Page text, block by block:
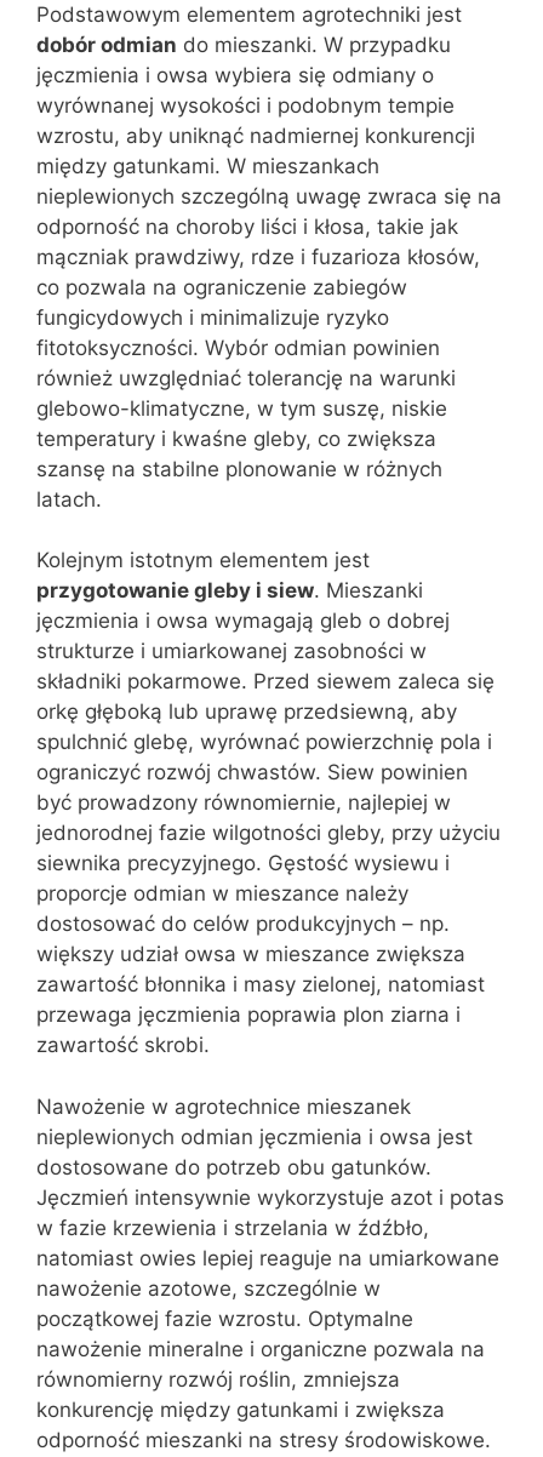
Podstawowym elementem agrotechniki jest
dobór odmian do mieszanki. W przypadku
jęczmienia i owsa wybiera się odmiany o
wyrównanej wysokości i podobnym tempie
wzrostu, aby uniknąć nadmiernej konkurencji
między gatunkami. W mieszankach
nieplewionych szczególną uwagę zwraca się na
odporność na choroby liści i kłosa, takie jak
mączniak prawdziwy, rdze i fuzarioza kłosów,
co pozwala na ograniczenie zabiegów
fungicydowych i minimalizuje ryzyko
fitotoksyczności. Wybór odmian powinien
również uwzględniać tolerancję na warunki
glebowo-klimatyczne, w tym suszę, niskie
temperatury i kwaśne gleby, co zwiększa
szansę na stabilne plonowanie w różnych
latach.
Kolejnym istotnym elementem jest
przygotowanie gleby i siew. Mieszanki
jęczmienia i owsa wymagają gleb o dobrej
strukturze i umiarkowanej zasobności w
składniki pokarmowe. Przed siewem zaleca się
orkę głęboką lub uprawę przedsiewną, aby
spulchnić glebę, wyrównać powierzchnię pola i
ograniczyć rozwój chwastów. Siew powinien
być prowadzony równomiernie, najlepiej w
jednorodnej fazie wilgotności gleby, przy użyciu
siewnika precyzyjnego. Gęstość wysiewu i
proporcje odmian w mieszance należy
dostosować do celów produkcyjnych – np.
większy udział owsa w mieszance zwiększa
zawartość błonnika i masy zielonej, natomiast
przewaga jęczmienia poprawia plon ziarna i
zawartość skrobi.
Nawożenie w agrotechnice mieszanek
nieplewionych odmian jęczmienia i owsa jest
dostosowane do potrzeb obu gatunków.
Jęczmień intensywnie wykorzystuje azot i potas
w fazie krzewienia i strzelania w źdźbło,
natomiast owies lepiej reaguje na umiarkowane
nawożenie azotowe, szczególnie w
początkowej fazie wzrostu. Optymalne
nawożenie mineralne i organiczne pozwala na
równomierny rozwój roślin, zmniejsza
konkurencję między gatunkami i zwiększa
odporność mieszanki na stresy środowiskowe.